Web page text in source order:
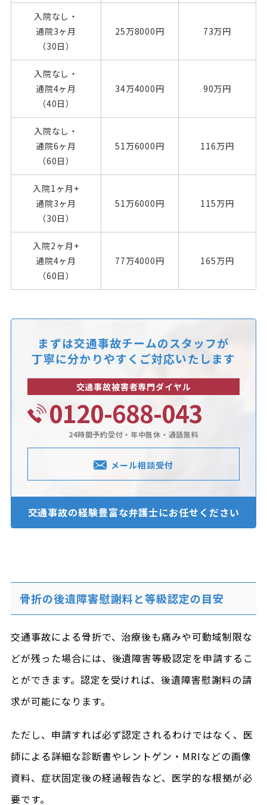
入院なし・
通院3ヶ月
（30日）
25万8000円 73万円
入院なし・
通院4ヶ月
（40日）
34万4000円 90万円
入院なし・
通院6ヶ月
（60日）
51万6000円 116万円
入院1ヶ月+
通院3ヶ月
（30日）
51万6000円 115万円
入院2ヶ月+
通院4ヶ月
（60日）
77万4000円 165万円
まずは交通事故チームのスタッフが
丁寧に分かりやすくご対応いたします
交通事故被害者専門ダイヤル
0120-688-043
24時間予約受付・年中無休・通話無料
メール相談受付
交通事故の経験豊富な弁護士にお任せください
骨折の後遺障害慰謝料と等級認定の目安
交通事故による骨折で、治療後も痛みや可動域制限な
どが残った場合には、後遺障害等級認定を申請するこ
とができます。認定を受ければ、後遺障害慰謝料の請
求が可能になります。
ただし、申請すれば必ず認定されるわけではなく、医
師による詳細な診断書やレントゲン・MRIなどの画像
資料、症状固定後の経過報告など、医学的な根拠が必
要です。